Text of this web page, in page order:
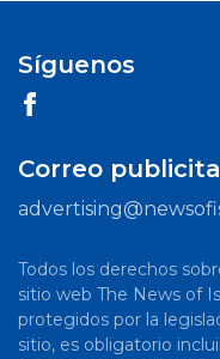
Síguenos
Correo
Todos los derechos
sitio web The News of
protegidos por la
sitio, es obligatorio